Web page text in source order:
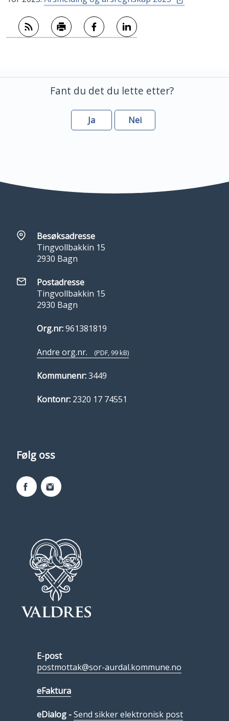
Fant du det du lette etter?
Ja Nei
Besøksadresse
Tingvollbakkin 15
2930 Bagn
Postadresse
Tingvollbakkin 15
2930 Bagn
Org.nr:961381819
Andre org.nr. (PDF, 99 kB)
Kommunenr:3449
Kontonr: 2320 17 74551
Følg oss
FacebookInstagram
E-post
postmottak@sor-aurdal.kommune.no
eFaktura
eDialog -Send sikker elektronisk post